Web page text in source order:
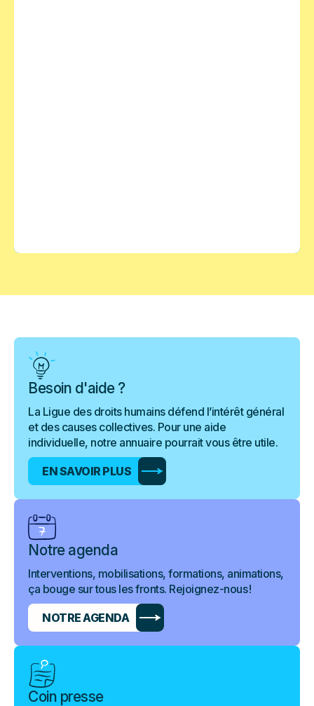
Besoin d'aide ?
La Ligue des droits humains défend l’intérêt général
et des causes collectives. Pour une aide
individuelle, notre annuaire pourrait vous être utile.
EN SAVOIR PLUS
Notre agenda
Interventions, mobilisations, formations, animations,
ça bouge sur tous les fronts. Rejoignez-nous !
NOTRE AGENDA
Coin presse